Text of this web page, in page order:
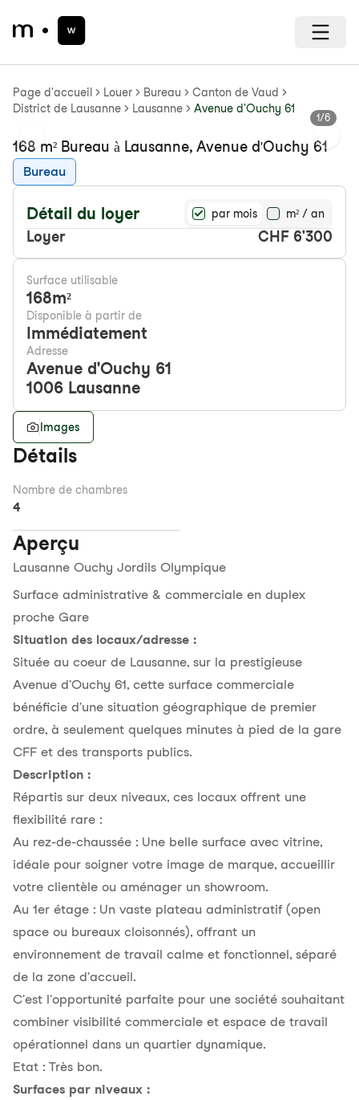
Page d'accueil Louer Bureau
Canton de Vaud
District de Lausanne
Lausanne Avenue d'Ouchy 61
Previous slide Next
1/6
168 m² Bureau à Lausanne, Avenue d'Ouchy 61
Bureau
Détail du loyer par mois m² / an
Loyer CHF 6'300
Surface utilisable
168m²
Disponible à partir de
Immédiatement
Adresse
Avenue d'Ouchy 61
1006 Lausanne
Images
Détails
Nombre de chambres
4
Aperçu
Lausanne Ouchy Jordils Olympique
Surface administrative & commerciale en duplex
proche Gare
Situation des locaux/adresse :
Située au coeur de Lausanne, sur la prestigieuse
Avenue d'Ouchy 61, cette surface commerciale
bénéficie d'une situation géographique de premier
ordre, à seulement quelques minutes à pied de la gare
CFF et des transports publics.
Description :
Répartis sur deux niveaux, ces locaux offrent une
flexibilité rare :
Au rez-de-chaussée : Une belle surface avec vitrine,
idéale pour soigner votre image de marque, accueillir
votre clientèle ou aménager un showroom.
Au 1er étage : Un vaste plateau administratif (open
space ou bureaux cloisonnés), offrant un
environnement de travail calme et fonctionnel, séparé
de la zone d'accueil.
C'est l'opportunité parfaite pour une société souhaitant
combiner visibilité commerciale et espace de travail
opérationnel dans un quartier dynamique.
Etat : Très bon.
Surfaces par niveaux :